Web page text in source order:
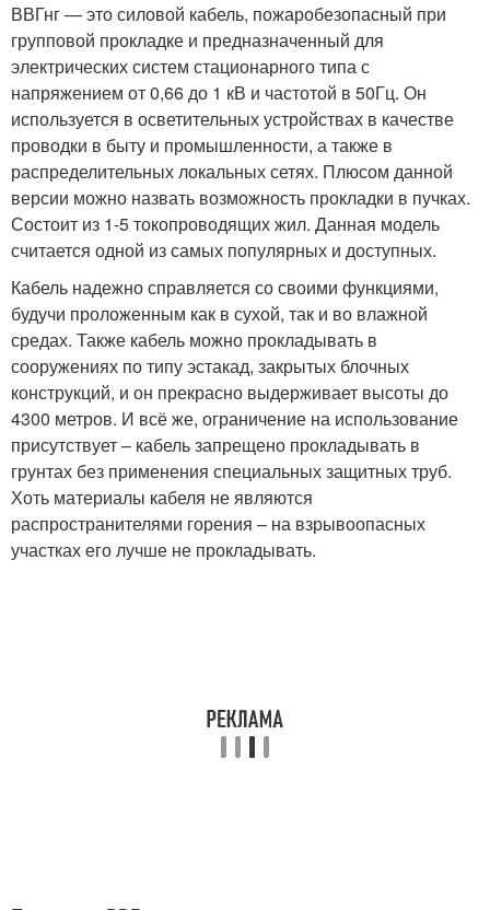
ВВГнг — это силовой кабель, пожаробезопасный при
групповой прокладке и предназначенный для
электрических систем стационарного типа с
напряжением от 0,66 до 1 кВ и частотой в 50Гц. Он
используется в осветительных устройствах в качестве
проводки в быту и промышленности, а также в
распределительных локальных сетях. Плюсом данной
версии можно назвать возможность прокладки в пучках.
Состоит из 1-5 токопроводящих жил. Данная модель
считается одной из самых популярных и доступных.
Кабель надежно справляется со своими функциями,
будучи проложенным как в сухой, так и во влажной
средах. Также кабель можно прокладывать в
сооружениях по типу эстакад, закрытых блочных
конструкций, и он прекрасно выдерживает высоты до
4300 метров. И всё же, ограничение на использование
присутствует – кабель запрещено прокладывать в
грунтах без применения специальных защитных труб.
Хоть материалы кабеля не являются
распространителями горения – на взрывоопасных
участках его лучше не прокладывать.